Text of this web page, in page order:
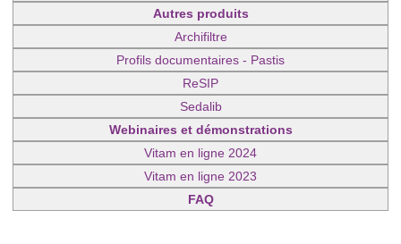
Autres produits
Archifiltre
Profils documentaires - Pastis
ReSIP
Sedalib
Webinaires et démonstrations
Vitam en ligne 2024
Vitam en ligne 2023
FAQ